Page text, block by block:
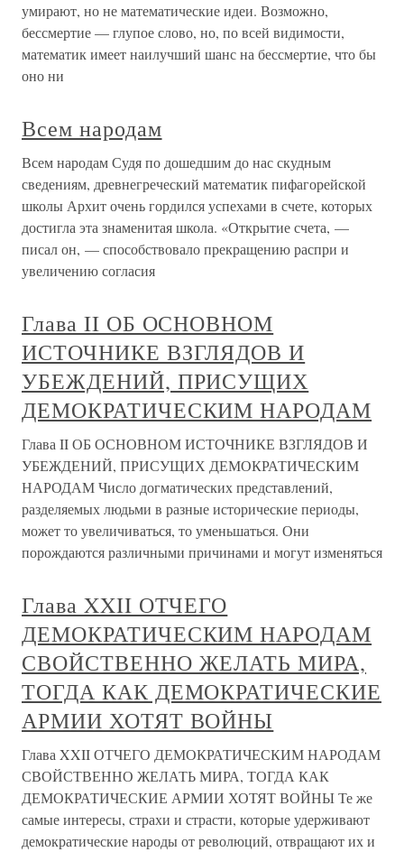
умирают, но не математические идеи. Возможно,
бессмертие — глупое слово, но, по всей видимости,
математик имеет наилучший шанс на бессмертие, что бы
оно ни
Всем народам
Всем народам Судя по дошедшим до нас скудным
сведениям, древнегреческий математик пифагорейской
школы Архит очень гордился успехами в счете, которых
достигла эта знаменитая школа. «Открытие счета, —
писал он, — способствовало прекращению распри и
увеличению согласия
Глава II ОБ ОСНОВНОМ
ИСТОЧНИКЕ ВЗГЛЯДОВ И
УБЕЖДЕНИЙ, ПРИСУЩИХ
ДЕМОКРАТИЧЕСКИМ НАРОДАМ
Глава II ОБ ОСНОВНОМ ИСТОЧНИКЕ ВЗГЛЯДОВ И
УБЕЖДЕНИЙ, ПРИСУЩИХ ДЕМОКРАТИЧЕСКИМ
НАРОДАМ Число догматических представлений,
разделяемых людьми в разные исторические периоды,
может то увеличиваться, то уменьшаться. Они
порождаются различными причинами и могут изменяться
Глава XXII ОТЧЕГО
ДЕМОКРАТИЧЕСКИМ НАРОДАМ
СВОЙСТВЕННО ЖЕЛАТЬ МИРА,
ТОГДА КАК ДЕМОКРАТИЧЕСКИЕ
АРМИИ ХОТЯТ ВОЙНЫ
Глава XXII ОТЧЕГО ДЕМОКРАТИЧЕСКИМ НАРОДАМ
СВОЙСТВЕННО ЖЕЛАТЬ МИРА, ТОГДА КАК
ДЕМОКРАТИЧЕСКИЕ АРМИИ ХОТЯТ ВОЙНЫ Те же
самые интересы, страхи и страсти, которые удерживают
демократические народы от революций, отвращают их и